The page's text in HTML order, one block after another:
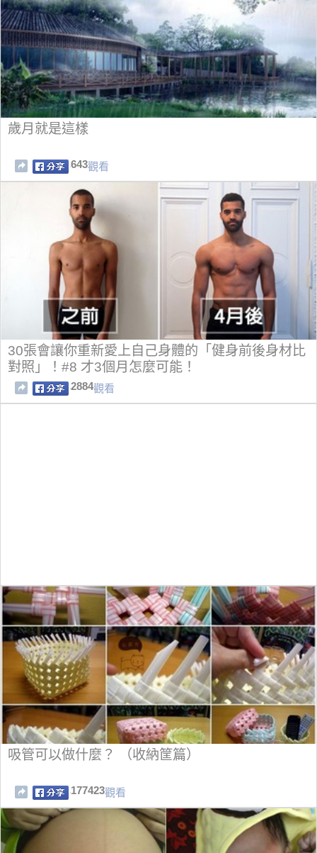
歲月就是這樣
643觀看
30張會讓你重新愛上自己身體的「健身前後身材比
對照」！#8 才3個月怎麼可能！
2884觀看
吸管可以做什麼？ （收納筐篇）
177423觀看